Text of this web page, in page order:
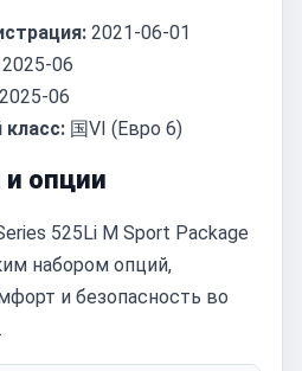
2021-06-01
2025-06
2025-06
класс: 国VI (Евро 6)
опции
525Li M Sport Package
набором опций,
и безопасность во